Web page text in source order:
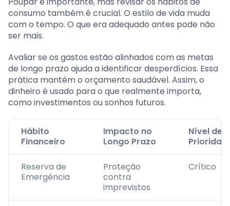
consumo também é crucial. O estilo de vida muda
com o tempo. O que era adequado antes pode não
ser mais.
Avaliar se os gastos estão alinhados com as metas
de longo prazo ajuda a identificar desperdícios. Essa
prática mantém o orçamento saudável. Assim, o
dinheiro é usado para o que realmente importa,
como investimentos ou sonhos futuros.
Hábito
Financeiro
Impacto no
Longo Prazo
Nível de
Reserva de
Emergência
Proteção
contra
imprevistos
Crítico